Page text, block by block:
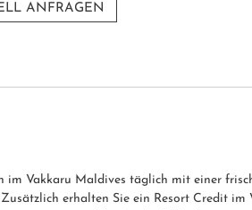
ANFRAGEN
im Vakkaru Maldives täglich mit einer
erhalten Sie ein Resort Credit